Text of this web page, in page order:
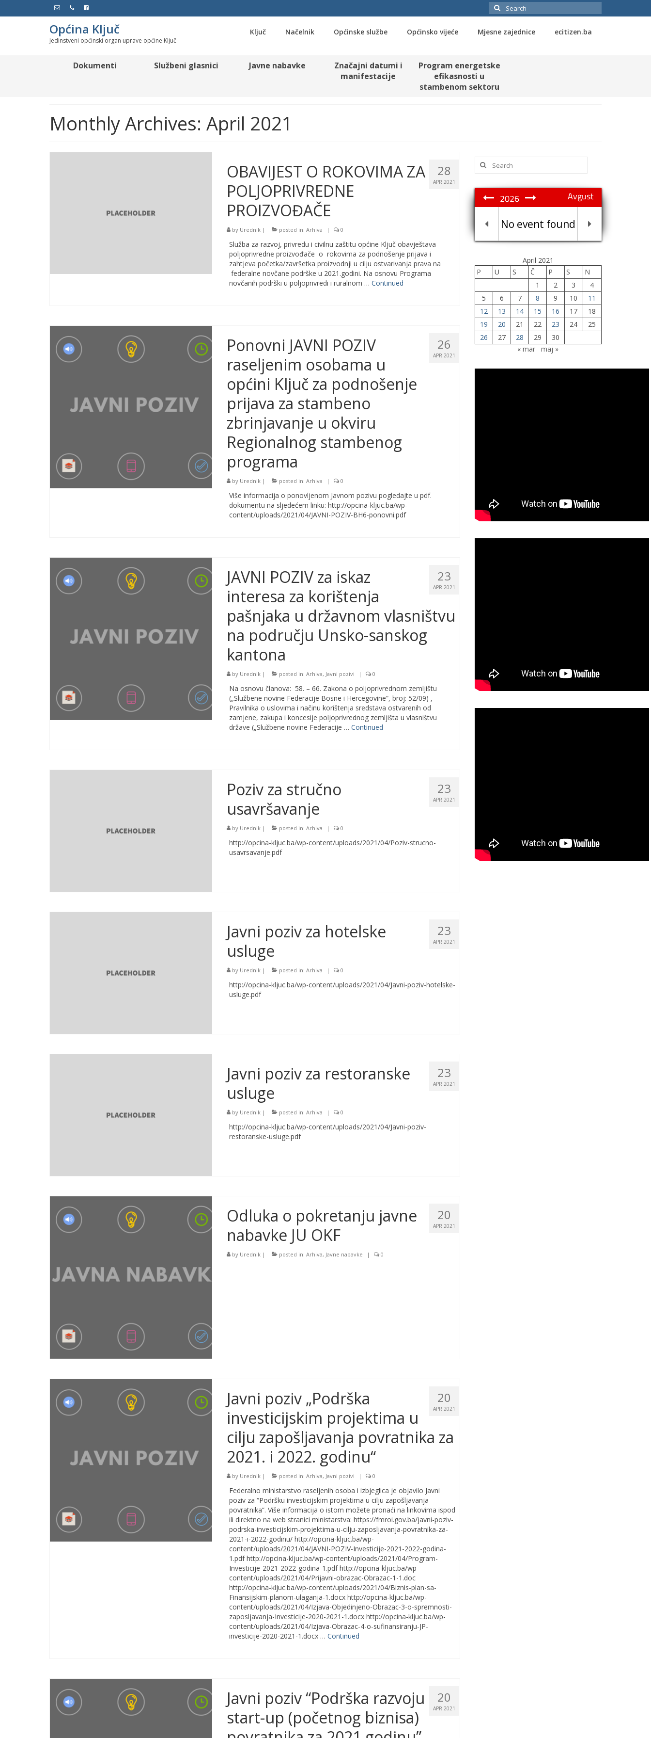
Search
for:
Općina Ključ
Jedinstveni općinski organ uprave općine Ključ
Ključ Načelnik Općinske službe Općinsko vijeće Mjesne zajednice ecitizen.ba
Dokumenti Službeni glasnici Javne nabavke
Značajni datumi i
manifestacije
Program energetske
efikasnosti u
stambenom sektoru
Monthly Archives: April 2021
28
APR 2021
OBAVIJEST O ROKOVIMA ZA
POLJOPRIVREDNE
PROIZVOĐAČE
by Urednik| posted in: Arhiva | 0
Služba za razvoj, privredu i civilnu zaštitu općine Ključ obavještava
poljoprivredne proizvođače o rokovima za podnošenje prijava i
zahtjeva početka/završetka proizvodnji u cilju ostvarivanja prava na
federalne novčane podrške u 2021.godini. Na osnovu Programa
novčanih podrški u poljoprivredi i ruralnom … Continued
26
APR 2021
Ponovni JAVNI POZIV
raseljenim osobama u
općini Ključ za podnošenje
prijava za stambeno
zbrinjavanje u okviru
Regionalnog stambenog
programa
by Urednik| posted in: Arhiva | 0
Više informacija o ponovljenom Javnom pozivu pogledajte u pdf.
dokumentu na sljedećem linku: http://opcina-kljuc.ba/wp-
content/uploads/2021/04/JAVNI-POZIV-BH6-ponovni.pdf
23
APR 2021
JAVNI POZIV za iskaz
interesa za korištenja
pašnjaka u državnom vlasništvu
na području Unsko-sanskog
kantona
by Urednik| posted in: Arhiva, Javni pozivi | 0
Na osnovu članova: 58. – 66. Zakona o poljoprivrednom zemljištu
(„Službene novine Federacije Bosne i Hercegovine“, broj: 52/09) ,
Pravilnika o uslovima i načinu korištenja sredstava ostvarenih od
zamjene, zakupa i koncesije poljoprivrednog zemljišta u vlasništvu
države („Službene novine Federacije … Continued
23
APR 2021
Poziv za stručno
usavršavanje
by Urednik| posted in: Arhiva | 0
http://opcina-kljuc.ba/wp-content/uploads/2021/04/Poziv-strucno-
usavrsavanje.pdf
23
APR 2021
Javni poziv za hotelske
usluge
by Urednik| posted in: Arhiva | 0
http://opcina-kljuc.ba/wp-content/uploads/2021/04/Javni-poziv-hotelske-
usluge.pdf
23
APR 2021
Javni poziv za restoranske
usluge
by Urednik| posted in: Arhiva | 0
http://opcina-kljuc.ba/wp-content/uploads/2021/04/Javni-poziv-
restoranske-usluge.pdf
20
APR 2021
Odluka o pokretanju javne
nabavke JU OKF
by Urednik| posted in: Arhiva, Javne nabavke | 0
20
APR 2021
Javni poziv „Podrška
investicijskim projektima u
cilju zapošljavanja povratnika za
2021. i 2022. godinu“
by Urednik| posted in: Arhiva, Javni pozivi | 0
Federalno ministarstvo raseljenih osoba i izbjeglica je objavilo Javni
poziv za “Podršku investicijskim projektima u cilju zapošljavanja
povratnika”. Više informacija o istom možete pronaći na linkovima ispod
ili direktno na web stranici ministarstva: https://fmroi.gov.ba/javni-poziv-
podrska-investicijskim-projektima-u-cilju-zaposljavanja-povratnika-za-
2021-i-2022-godinu/ http://opcina-kljuc.ba/wp-
content/uploads/2021/04/JAVNI-POZIV-Investicije-2021-2022-godina-
1.pdf http://opcina-kljuc.ba/wp-content/uploads/2021/04/Program-
Investicije-2021-2022-godina-1.pdf http://opcina-kljuc.ba/wp-
content/uploads/2021/04/Prijavni-obrazac-Obrazac-1-1.doc
http://opcina-kljuc.ba/wp-content/uploads/2021/04/Biznis-plan-sa-
Finansijskim-planom-ulaganja-1.docx http://opcina-kljuc.ba/wp-
content/uploads/2021/04/Izjava-Objedinjeno-Obrazac-3-o-spremnosti-
zaposljavanja-Investicije-2020-2021-1.docx http://opcina-kljuc.ba/wp-
content/uploads/2021/04/Izjava-Obrazac-4-o-sufinansiranju-JP-
investicije-2020-2021-1.docx … Continued
20
APR 2021
Javni poziv “Podrška razvoju
start-up (početnog biznisa)
Search
for:
Avgust
2026
No event found
April 2021
P
U S Č P S
N
1
2 3
4
5
6 7 8 9 10
11
12
13 14 15 16 17
18
19
20 21 22 23 24
25
26
27 28 29
30
« mar
maj »